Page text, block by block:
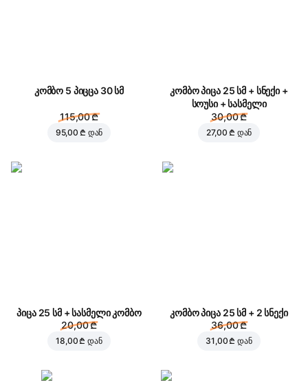
კომბო 5 პიცცა 30 სმ
115,00 ₾
95,00 ₾ დან
კომბო პიცა 25 სმ + სნექი +
სოუსი + სასმელი
30,00 ₾
27,00 ₾ დან
პიცა 25 სმ + სასმელი კომბო
20,00 ₾
18,00 ₾ დან
კომბო პიცა 25 სმ + 2 სნექი
36,00 ₾
31,00 ₾ დან